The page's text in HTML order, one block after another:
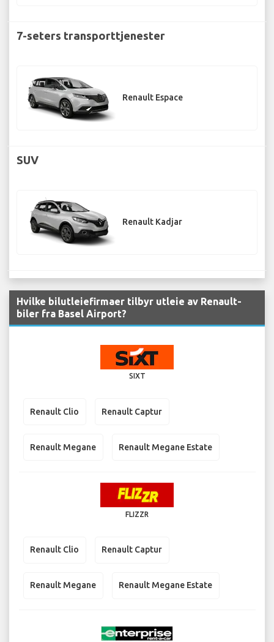
7-seters transporttjenester
Renault Espace
SUV
Renault Kadjar
Hvilke bilutleiefirmaer tilbyr utleie av Renault-
biler fra Basel Airport?
SIXT
Renault Clio Renault Captur
Renault Megane Renault Megane Estate
FLIZZR
Renault Clio Renault Captur
Renault Megane Renault Megane Estate